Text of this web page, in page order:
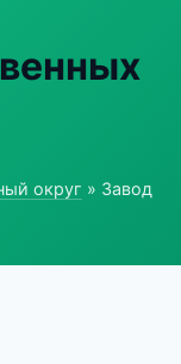
округ » Завод